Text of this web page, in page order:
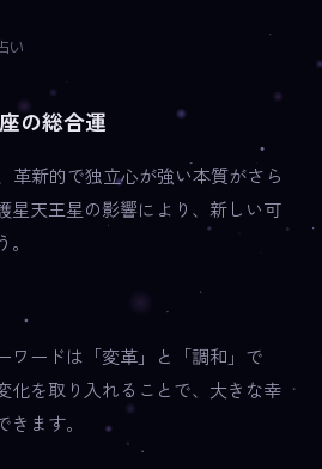
い
の総合運
革新的で独立心が強い本質がさら
星天王星の影響により、新しい可
ワードは「変革」と「調和」で
化を取り入れることで、大きな幸
ます。